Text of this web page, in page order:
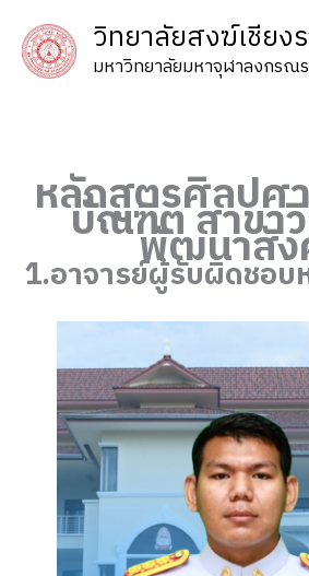
content
วิทยาลัยสงฆ์เชียง
มหาวิทยาลัยมหาจุฬาลงกรณ
หลักสูตรศิลปศ
บัณฑิต สาขา
พัฒนาสั
1.อาจารย์ผู้รับผิดชอ